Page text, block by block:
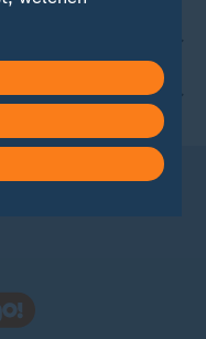
für die Zukunft
oder ändern.
du in unserer